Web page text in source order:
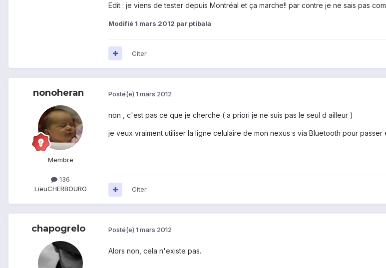
Edit : je viens de tester depuis Montréal et ça marche!! par contre je ne sais pas
Modifié 1 mars 2012 par ptibala
Citer
nonoheran
Membre
136
LieuCHERBOURG
Posté(e) 1 mars 2012
non , c'est pas ce que je cherche ( a priori je ne suis pas le seul d ailleur )
je veux vraiment utiliser la ligne celulaire de mon nexus s via Bluetooth pour
Citer
chapogrelo Posté(e) 1 mars 2012
Alors non, cela n'existe pas.